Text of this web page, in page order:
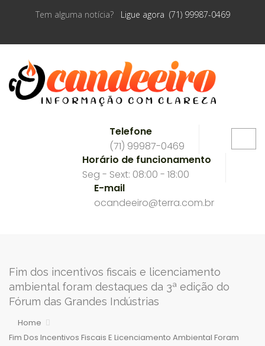
Tem alguma notícia? Ligue agora (71) 99987-0469
Telefone
(71) 99987-0469
Horário de funcionamento
Seg - Sext: 08:00 - 18:00
E-mail
ocandeeiro@terra.com.br
Fim dos incentivos fiscais e licenciamento
ambiental foram destaques da 3ª edição do
Fórum das Grandes Indústrias
Home
Fim Dos Incentivos Fiscais E Licenciamento Ambiental Foram